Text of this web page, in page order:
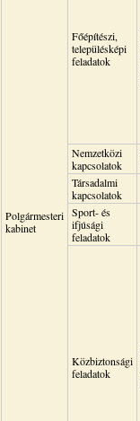
Polgármesteri
kabinet
Főépítészi,
településképi
feladatok
Nemzetközi
kapcsolatok
Társadalmi
kapcsolatok
Sport- és
ifjúsági
feladatok
Közbiztonsági
feladatok